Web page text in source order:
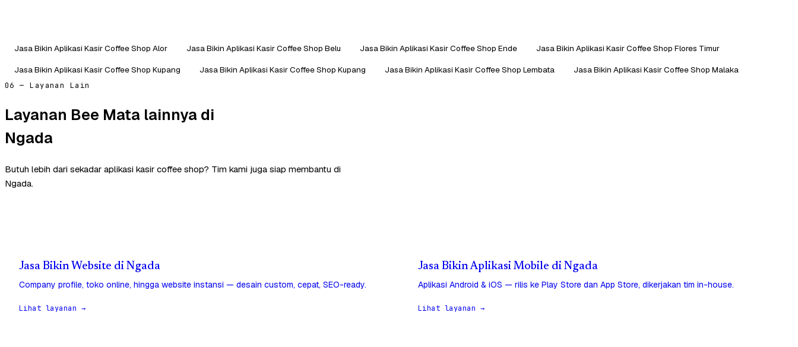
Jasa Bikin Aplikasi Kasir Coffee Shop Alor Jasa Bikin Aplikasi Kasir Coffee Shop Belu Jasa Bikin Aplikasi Kasir Coffee Shop Ende
Jasa Bikin Aplikasi Kasir Coffee Shop Flores Timur
Jasa Bikin Aplikasi Kasir Coffee Shop Kupang
Jasa Bikin Aplikasi Kasir Coffee Shop Kupang Jasa Bikin Aplikasi Kasir Coffee Shop Lembata Jasa Bikin Aplikasi Kasir Coffee Shop Malaka
06 — Layanan Lain
Layanan Bee Mata lainnya di
Ngada
Butuh lebih dari sekadar aplikasi kasir coffee shop? Tim kami juga siap membantu di
Ngada.
Jasa Bikin Website di Ngada
Company profile, toko online, hingga website instansi — desain custom, cepat, SEO-ready.
Lihat layanan →
Jasa Bikin Aplikasi Mobile di Ngada
Aplikasi Android & iOS — rilis ke Play Store dan App Store, dikerjakan tim in-house.
Lihat layanan →